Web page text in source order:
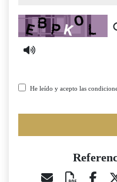
Captcha
He leído y acepto las